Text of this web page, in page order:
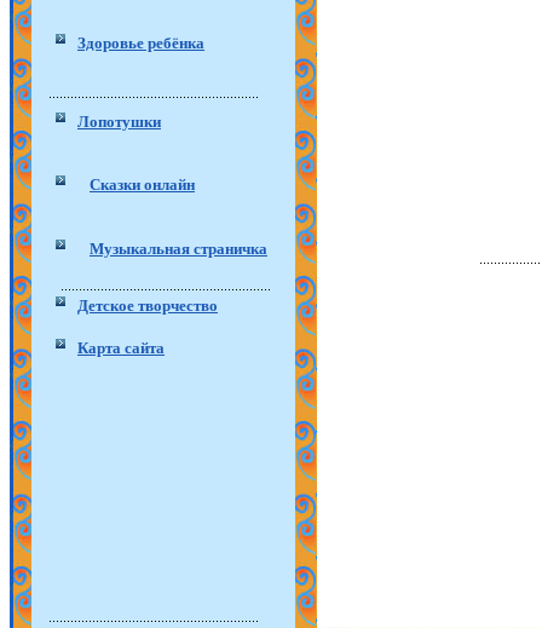
Здоровье ребёнка
Лопотушки
Сказки онлайн
Музыкальная страничка
Детское творчество
Карта сайта